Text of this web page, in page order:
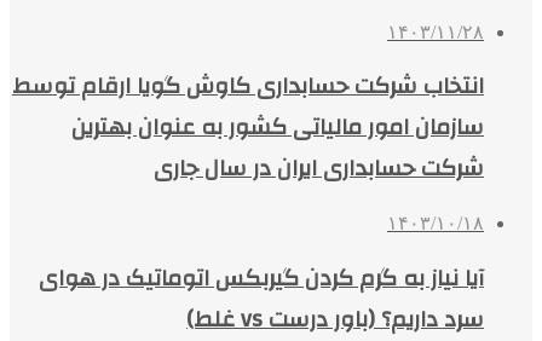
۱۴۰۳/۱۱/۲۸
انتخاب شرکت حسابداری کاوش گویا ارقام توسط
سازمان امور مالیاتی کشور به عنوان بهترین
شرکت حسابداری ایران در سال جاری
۱۴۰۳/۱۰/۱۸
آیا نیاز به گرم کردن گیربکس اتوماتیک در هوای
سرد داریم؟ (باور درست vs غلط)